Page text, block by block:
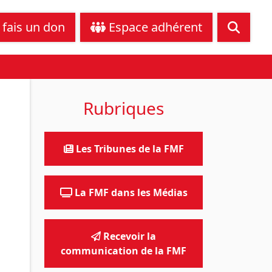
juridique Nous contacter
fais un don Espace adhérent
Rubriques
Les Tribunes de la FMF
La FMF dans les Médias
Recevoir la
communication de la FMF